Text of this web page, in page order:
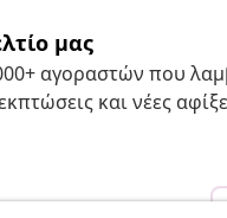
μας
αγοραστών που
και νέες